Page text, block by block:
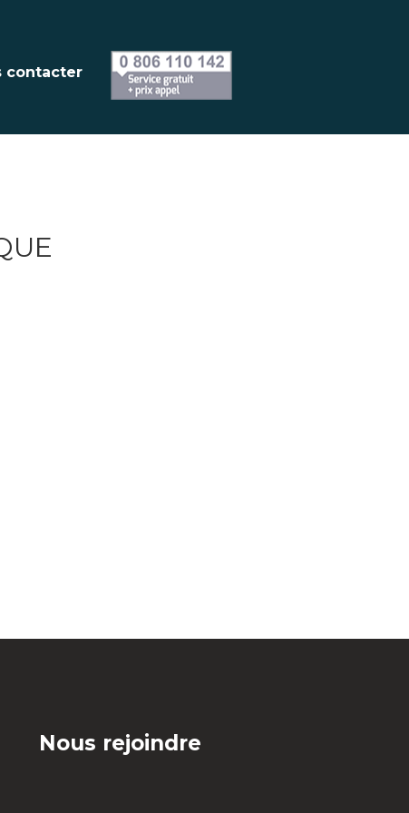
contacter
Nous rejoindre